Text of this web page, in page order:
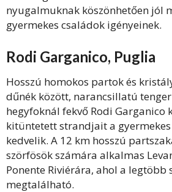
nyugalmuknak köszönhetően jól
gyermekes családok igényeinek.
Rodi Garganico, Puglia
Hosszú homokos partok és
dűnék között, narancsillatú
hegyfoknál fekvő Rodi Garganico
kitüntetett strandjait a
kedvelik. A 12 km hosszú
szörfösök számára alkalmas
Ponente Riviérára, ahol a legtöbb
megtalálható.